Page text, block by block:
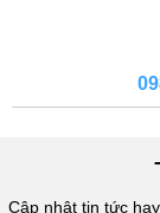
Cập nhật tin tức